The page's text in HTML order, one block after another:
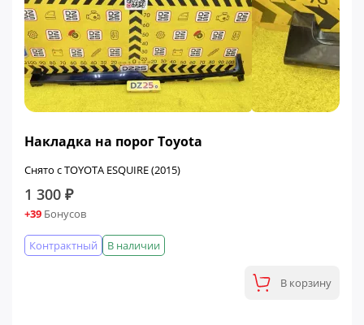
Накладка на порог Toyota
Снято с TOYOTA ESQUIRE (2015)
1 300 ₽
+39 Бонусов
В наличии
Контрактный
В корзину